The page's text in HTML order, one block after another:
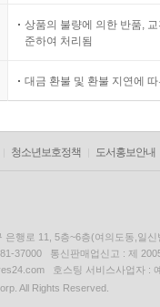
상품의 불량에 의한 반품,
준하여 처리됨
대금 환불 및 환불 지연에
청소년보호정책 도서홍보안내
은행로 11, 5층~6층(여의도동,일신
37000 통신판매업신고 : 제
호스팅 서비스사업자 :
All Rights Reserved.